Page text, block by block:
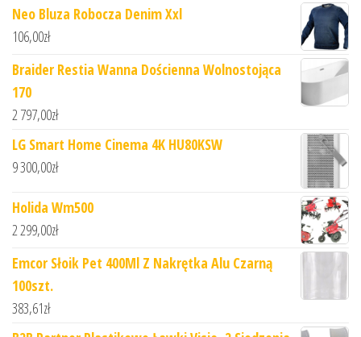
Neo Bluza Robocza Denim Xxl
106,00zł
Braider Restia Wanna Dościenna Wolnostojąca
170
2 797,00zł
LG Smart Home Cinema 4K HU80KSW
9 300,00zł
Holida Wm500
2 299,00zł
Emcor Słoik Pet 400Ml Z Nakrętka Alu Czarną
100szt.
383,61zł